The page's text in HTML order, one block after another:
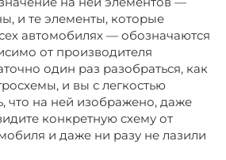
и те элементы, которые
автомобилях — обозначаются
от производителя
один раз разобраться, как
и вы с легкостью
что на ней изображено, даже
конкретную схему от
и даже ни разу не лазили